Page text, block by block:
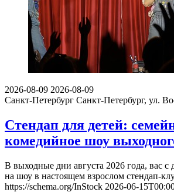
2026-08-09 2026-08-09
Санкт-Петербург Санкт-Петербург, ул.
Стендап для детей:
комедийное шоу
В выходные дни августа 2026 года, вас
на шоу в настоящем взрослом стендап-
https://schema.org/InStock 2026-06-